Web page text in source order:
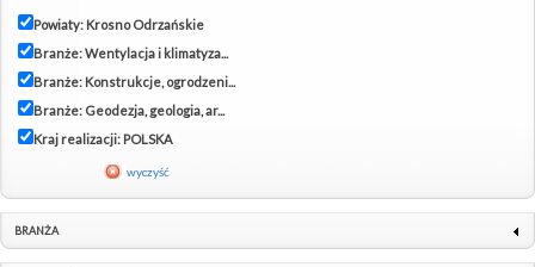
Powiaty: Krosno Odrzańskie
Branże: Wentylacja i klimatyza...
Branże: Konstrukcje, ogrodzeni...
Branże: Geodezja, geologia, ar...
Kraj realizacji: POLSKA
wyczyść
BRANŻA